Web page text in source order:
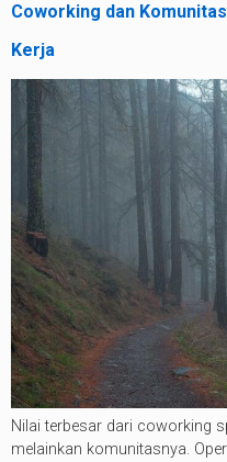
Coworking dan
Kerja
Nilai terbesar dari coworking
melainkan komunitasnya.